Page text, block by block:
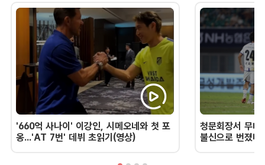
'660억 사나이' 이강인, 시메오네와 첫 포
옹...'AT 7번' 데뷔 초읽기(영상)
청문회장서 무너
불신으로 번졌